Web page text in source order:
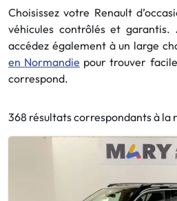
Choisissez votre Renault
véhicules contrôlés et garantis.
accédez également à un large
en Normandie pour trouver
correspond.
368 résultats correspondants à la